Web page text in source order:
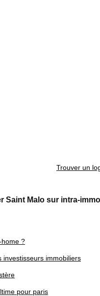
Trouver un
Saint Malo sur intra-
?
investisseurs immobiliers
pour paris